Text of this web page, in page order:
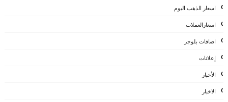
اسعار الذهب اليوم
اسعارالعملات
اضافات بلوجر
إعلانات
الأخبار
الاخبار